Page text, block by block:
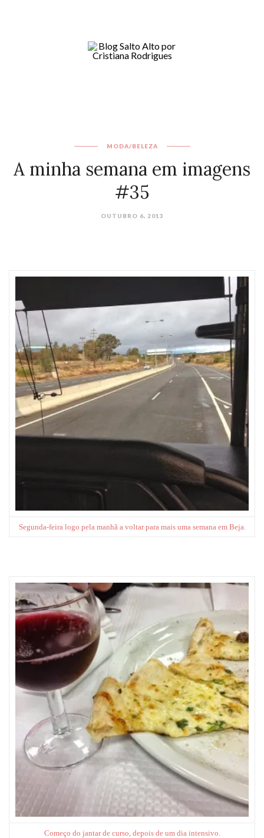
MODA/BELEZA
A minha semana em imagens
#35
OUTUBRO 6, 2013
Segunda-feira logo pela manhã a voltar para mais uma semana em Beja.
Começo do jantar de curso, depois de um dia intensivo.